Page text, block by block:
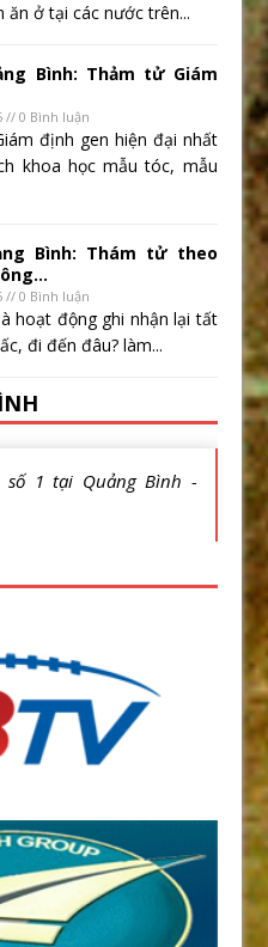
ăn ở tại các nước trên...
Bình: Thảm tử Giám
// 0 Bình luận
định gen hiện đại nhất
khoa học mẫu tóc, mẫu
Bình: Thám tử theo
// 0 Bình luận
hoạt động ghi nhận lại tất
đi đến đâu? làm...
1 tại Quảng Bình -